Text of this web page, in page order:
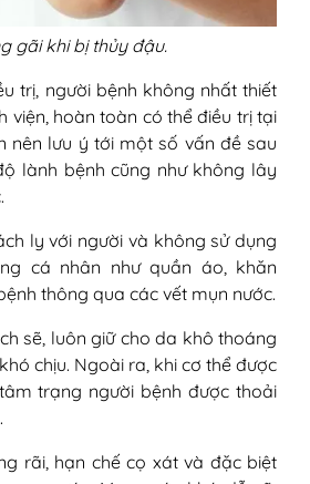
gãi khi bị thủy đậu.
trị, người bệnh không nhất thiết
viện, hoàn toàn có thể điều trị tại
nên lưu ý tới một số vấn đề sau
lành bệnh cũng như không lây
ly với người và không sử dụng
cá nhân như quần áo, khăn
thông qua các vết mụn nước.
sẽ, luôn giữ cho da khô thoáng
chịu. Ngoài ra, khi cơ thể được
trạng người bệnh được thoải
rãi, hạn chế cọ xát và đặc biệt